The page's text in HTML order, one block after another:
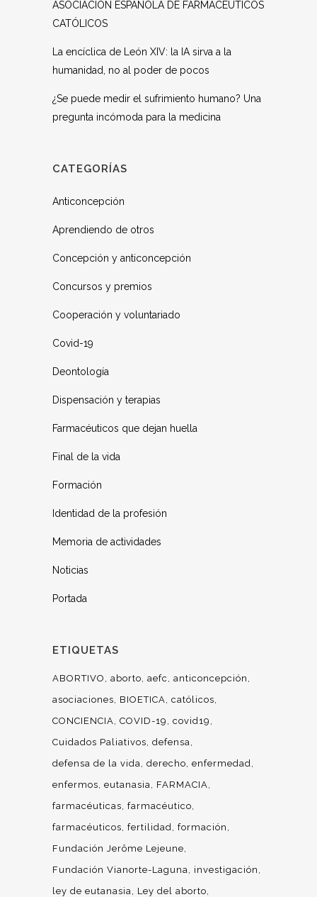
ASOCIACIÓN ESPAÑOLA DE FARMACÉUTICOS
CATÓLICOS
La encíclica de León XIV: la IA sirva a la
humanidad, no al poder de pocos
¿Se puede medir el sufrimiento humano? Una
pregunta incómoda para la medicina
CATEGORÍAS
Anticoncepción
Aprendiendo de otros
Concepción y anticoncepción
Concursos y premios
Cooperación y voluntariado
Covid-19
Deontología
Dispensación y terapias
Farmacéuticos que dejan huella
Final de la vida
Formación
Identidad de la profesión
Memoria de actividades
Noticias
Portada
ETIQUETAS
ABORTIVO aborto aefc
anticoncepción
asociaciones
BIOETICA católicos
CONCIENCIA COVID-19
covid19
Cuidados Paliativos defensa
defensa de la vida derecho enfermedad
enfermos eutanasia
FARMACIA
farmacéuticas farmacéutico
farmacéuticos fertilidad formación
Fundación Jerôme Lejeune
Fundación Vianorte-Laguna
investigación
ley de eutanasia
Ley del aborto